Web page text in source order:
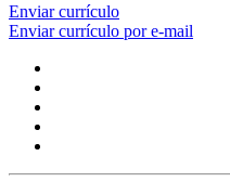
Enviar currículo
Enviar currículo por e-mail